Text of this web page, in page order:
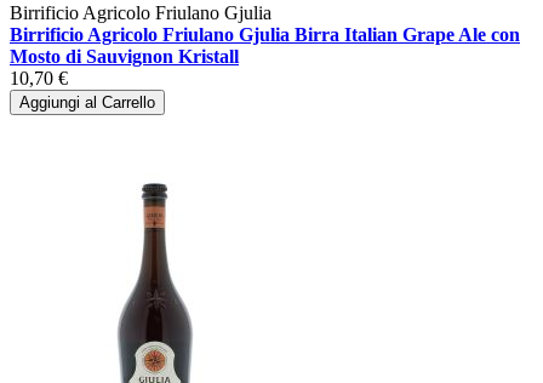
Birrificio Agricolo Friulano Gjulia
Birrificio Agricolo Friulano Gjulia Birra Italian Grape Ale con
Mosto di Sauvignon Kristall
10,70 €
Aggiungi al Carrello